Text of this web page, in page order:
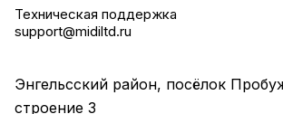
Техническая поддержка
support@midiltd.ru
Энгельсский район, посёлок
строение 3